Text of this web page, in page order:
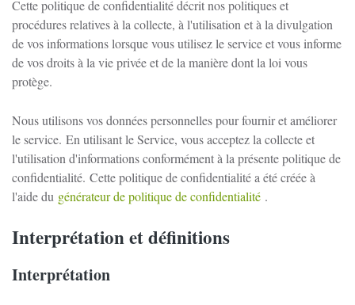
Cette politique de confidentialité décrit nos politiques et
procédures relatives à la collecte, à l'utilisation et à la divulgation
de vos informations lorsque vous utilisez le service et vous informe
de vos droits à la vie privée et de la manière dont la loi vous
protège.
Nous utilisons vos données personnelles pour fournir et améliorer
le service. En utilisant le Service, vous acceptez la collecte et
l'utilisation d'informations conformément à la présente politique de
confidentialité. Cette politique de confidentialité a été créée à
l'aide du générateur de politique de confidentialité .
Interprétation et définitions
Interprétation